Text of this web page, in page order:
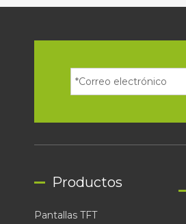
Productos
Pantallas TFT